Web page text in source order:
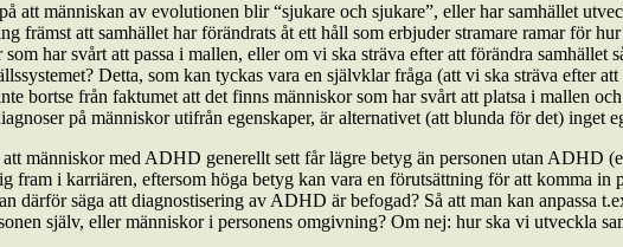
att människan av evolutionen blir “sjukare och sjukare”, eller har samhället
främst att samhället har förändrats åt ett håll som erbjuder stramare ramar för
har svårt att passa i mallen, eller om vi ska sträva efter att förändra samhället
Detta, som kan tyckas vara en självklar fråga (att vi ska sträva efter
bortse från faktumet att det finns människor som har svårt att platsa i mallen
på människor utifrån egenskaper, är alternativet (att blunda för det) inget
människor med ADHD generellt sett får lägre betyg än personen utan ADHD
fram i karriären, eftersom höga betyg kan vara en förutsättning för att komma
därför säga att diagnostisering av ADHD är befogad? Så att man kan anpassa
själv, eller människor i personens omgivning? Om nej: hur ska vi utveckla